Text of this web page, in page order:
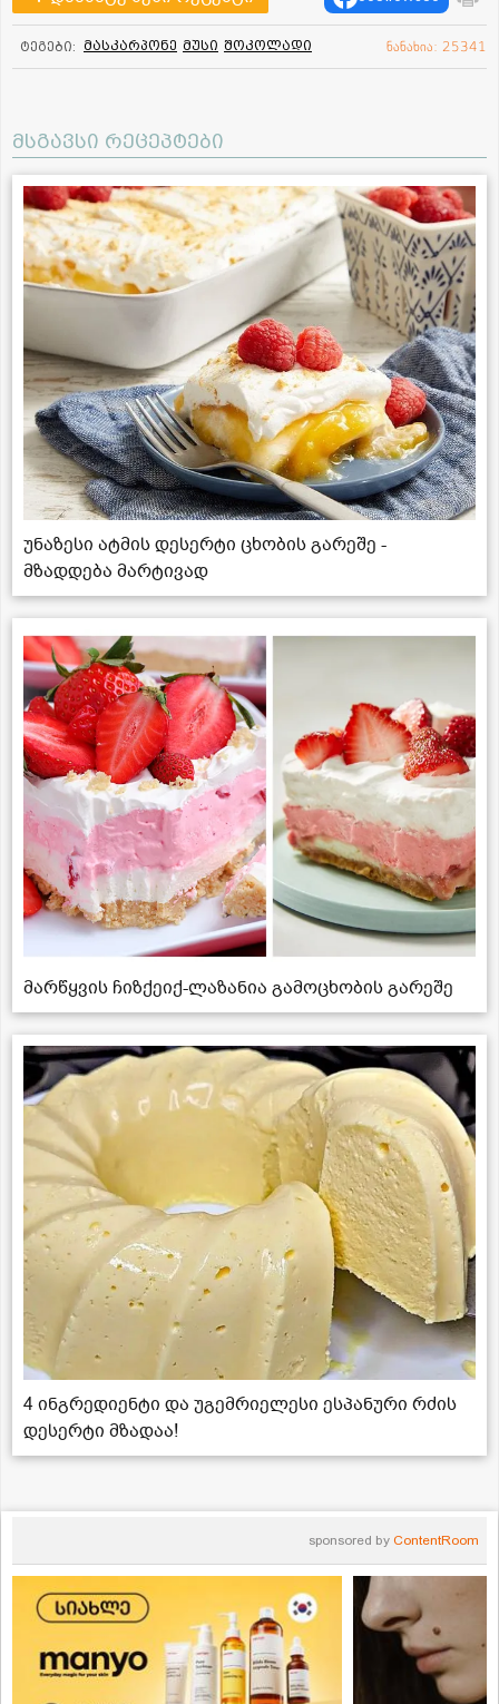
ტეგები: მასკარპონე მუსი შოკოლადი ნანახია: 25341
მსგავსი რეცეპტები
უნაზესი ატმის დესერტი ცხობის გარეშე -
მზადდება მარტივად
მარწყვის ჩიზქეიქ-ლაზანია გამოცხობის გარეშე
4 ინგრედიენტი და უგემრიელესი ესპანური რძის
დესერტი მზადაა!
sponsored by ContentRoom